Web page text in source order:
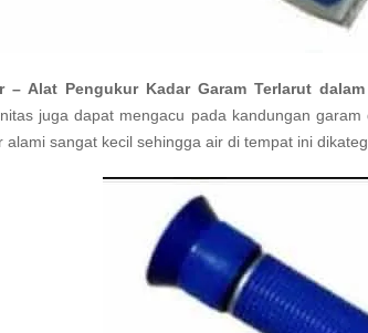
– Alat Pengukur Kadar Garam Terlarut
juga dapat mengacu pada kandungan
alami sangat kecil sehingga air di tempat ini